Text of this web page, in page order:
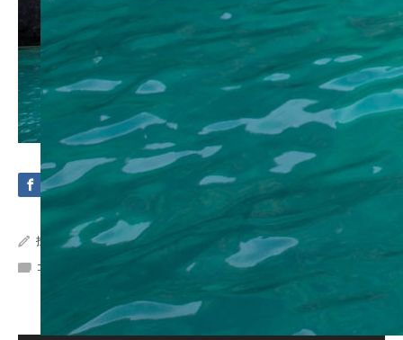
投稿者: Crystal Sea Marine
コメント: